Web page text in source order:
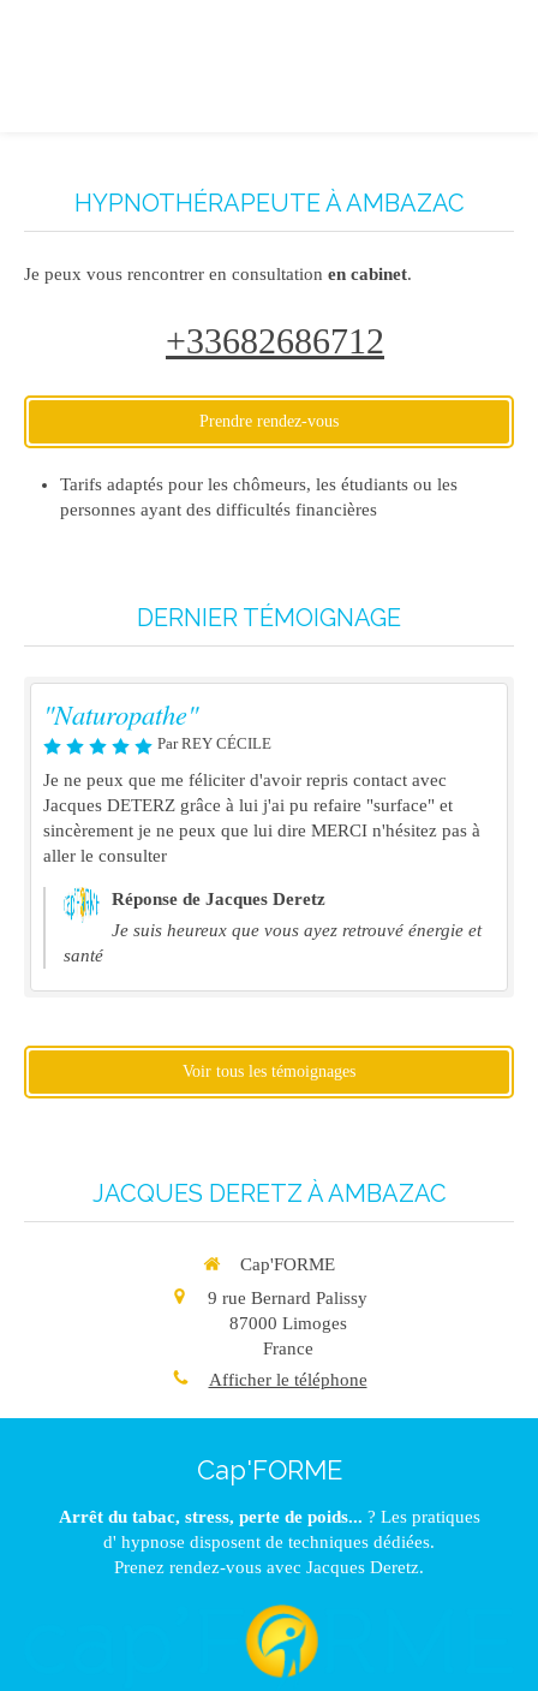
HYPNOTHÉRAPEUTE À AMBAZAC
Je peux vous rencontrer en consultation en cabinet.
+33682686712
Prendre rendez-vous
Tarifs adaptés pour les chômeurs, les étudiants ou les
personnes ayant des difficultés financières
DERNIER TÉMOIGNAGE
"Naturopathe"
Par REY CÉCILE
Je ne peux que me féliciter d'avoir repris contact avec
Jacques DETERZ grâce à lui j'ai pu refaire "surface" et
sincèrement je ne peux que lui dire MERCI n'hésitez pas à
aller le consulter
Réponse de Jacques Deretz
Je suis heureux que vous ayez retrouvé énergie et
santé
Voir tous les témoignages
JACQUES DERETZ À AMBAZAC
Cap'FORME
9 rue Bernard Palissy
87000 Limoges
France
Afficher le téléphone
Cap'FORME
Arrêt du tabac, stress, perte de poids... ? Les pratiques
d' hypnose disposent de techniques dédiées.
Prenez rendez-vous avec Jacques Deretz.